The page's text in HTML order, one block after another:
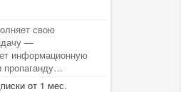
свою
—
информационную
Всероссийского
от 1 мес.